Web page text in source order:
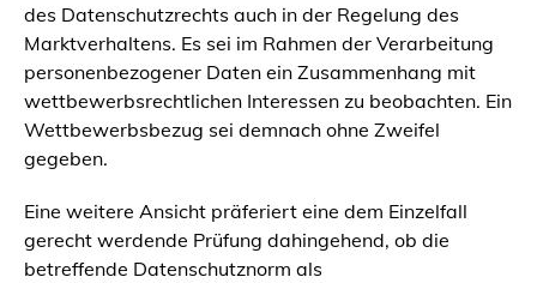
des Datenschutzrechts auch in der Regelung des
Marktverhaltens. Es sei im Rahmen der Verarbeitung
personenbezogener Daten ein Zusammenhang mit
wettbewerbsrechtlichen Interessen zu beobachten. Ein
Wettbewerbsbezug sei demnach ohne Zweifel
gegeben.
Eine weitere Ansicht präferiert eine dem Einzelfall
gerecht werdende Prüfung dahingehend, ob die
betreffende Datenschutznorm als